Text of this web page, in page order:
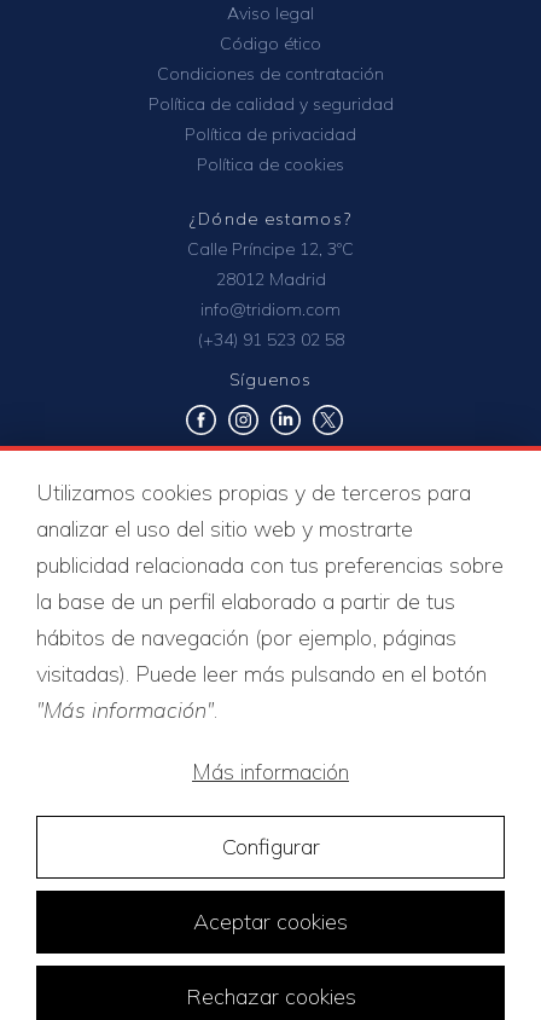
Aviso legal
Código ético
Condiciones de contratación
Política de calidad y seguridad
Política de privacidad
Política de cookies
¿Dónde estamos?
Calle Príncipe 12, 3ºC
28012 Madrid
info@tridiom.com
(+34) 91 523 02 58
Síguenos
Certificados de calidad
Traducciones Tridiom © 2026 Diseño web:
Utilizamos cookies propias y de terceros para
analizar el uso del sitio web y mostrarte
publicidad relacionada con tus preferencias sobre
la base de un perfil elaborado a partir de tus
hábitos de navegación (por ejemplo, páginas
visitadas). Puede leer más pulsando en el botón
"Más información".
Más información
Configurar
Aceptar cookies
Rechazar cookies